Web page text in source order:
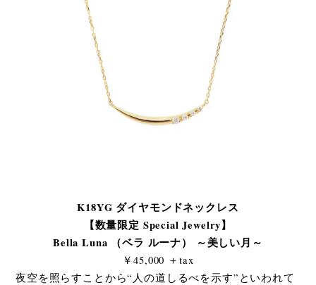
K18YG ダイヤモンドネックレス
【数量限定 Special Jewelry】
Bella Luna （ベラ ルーナ） ～美しい月～
￥45,000 ＋tax
夜空を照らすことから“人の道しるべを示す”といわれて